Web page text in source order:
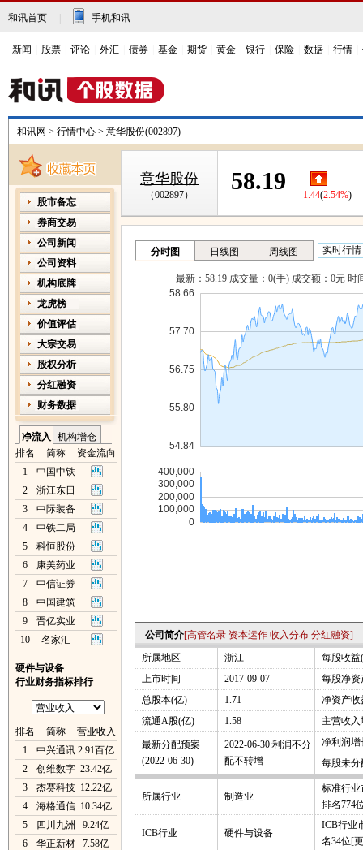
和讯首页 手机和讯
新闻 股票 评论 外汇 债券 基金 期货 黄金 银行 保险 数据 行情
和讯网 > 行情中心 > 意华股份(002897)
股市备忘
券商交易
公司新闻
公司资料
机构底牌
龙虎榜
价值评估
大宗交易
股权分析
分红融资
财务数据
净流入
机构增仓
排名
简称
资金流向
1
中国中铁
2
浙江东日
3
中际装备
4
中铁二局
5
科恒股份
6
康美药业
7
中信证券
8
中国建筑
9
晋亿实业
10
名家汇
硬件与设备
行业财务指标排行
排名 简称
营业收入
1
中兴通讯 2.91百亿
2
创维数字 23.42亿
3
杰赛科技 12.22亿
4
海格通信 10.34亿
5
四川九洲
9.24亿
6
华正新材
7.58亿
意华股份
（002897）
58.19
1.44(2.54%)
公司简介[高管名录 资本运作 收入分布 分红融资]
所属地区
浙江
每股收益
上市时间
2017-09-07
每股净资
总股本(亿)
1.71
净资产收
流通A股(亿)
1.58 主营收入
最新分配预案
(2022-06-30)
2022-06-30:利润不分
配不转增
净利润增
每股未分
所属行业 制造业
标准行业
排名774
ICB行业 硬件与设备
ICB行业
名34位[